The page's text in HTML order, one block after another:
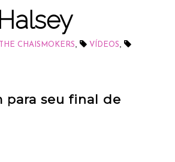
THE CHAISMOKERS VÍDEOS
para seu final de